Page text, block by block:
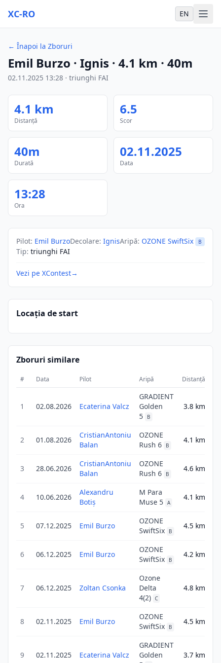
XC-RO EN
← Înapoi la Zboruri
Emil Burzo · Ignis · 4.1 km · 40m
02.11.2025 13:28 · triunghi FAI
4.1 km
Distanță
6.5
Scor
40m
Durată
02.11.2025
Data
13:28
Ora
Pilot: Emil BurzoDecolare: IgnisAripă: OZONE SwiftSix B
Tip: triunghi FAI
Vezi pe XContest→
Locația de start
Zboruri similare
# Data Pilot Aripă Distanță
1 02.08.2026 Ecaterina Valcz
GRADIENT
Golden
5
B
3.8 km
2 01.08.2026
CristianAntoniu
Balan
OZONE
Rush 6
B
4.1 km
3 28.06.2026
CristianAntoniu
Balan
OZONE
Rush 6
B
4.6 km
4 10.06.2026
Alexandru
Botiș
M Para
Muse 5 A
4.1 km
5 07.12.2025 Emil Burzo
OZONE
SwiftSix
B
4.5 km
6 06.12.2025 Emil Burzo
OZONE
SwiftSix
B
4.2 km
7 06.12.2025 Zoltan Csonka
Ozone
Delta
4(2) C
4.8 km
8 02.11.2025 Emil Burzo
OZONE
SwiftSix
B
4.5 km
9 02.11.2025 Ecaterina Valcz
GRADIENT
Golden
3.7 km